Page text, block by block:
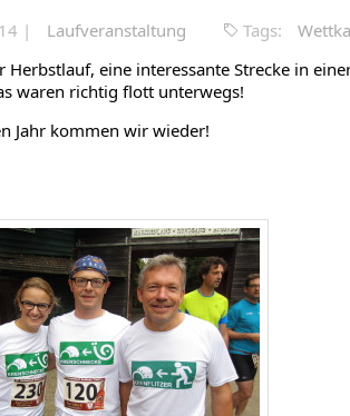
| Laufveranstaltung Tags:
Herbstlauf, eine interessante Strecke in
waren richtig flott unterwegs!
Jahr kommen wir wieder!